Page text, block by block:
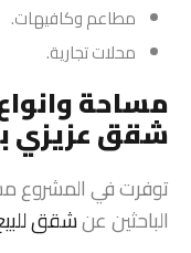
مطاعم وكافيهات.
محلات تجارية.
مساحة
شقق عزيزي
توفرت في المشروع
الباحثين عنشقق